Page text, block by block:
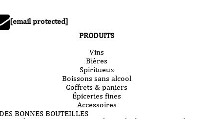
[email protected]
PRODUITS
Vins
Bières
Spiritueux
Boissons sans alcool
Coffrets & paniers
Épiceries fines
Accessoires
BONNES BOUTEILLES